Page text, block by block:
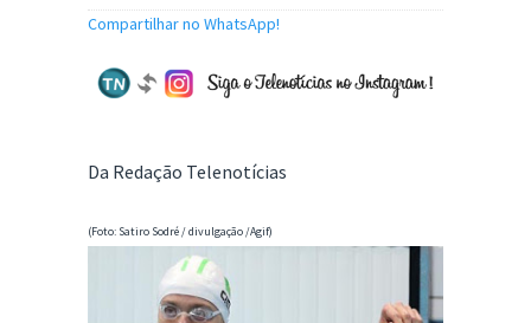
Compartilhar no WhatsApp!
Da Redação Telenotícias
(Foto: Satiro Sodré / divulgação /Agif)